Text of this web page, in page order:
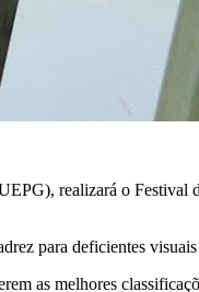
realizará o Festival
para deficientes
as melhores